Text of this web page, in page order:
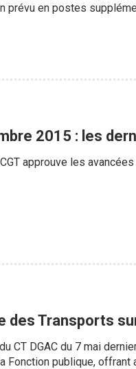
prévu en postes
2015 : les
approuve les
des Transports
CT DGAC du 7 mai
Fonction publique,